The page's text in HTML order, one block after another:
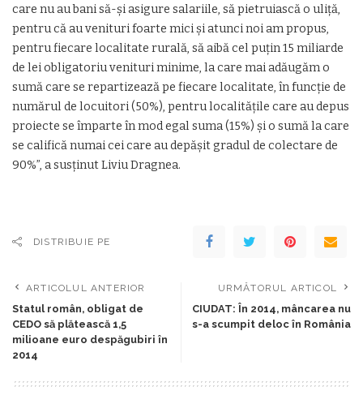
care nu au bani să-şi asigure salariile, să pietruiască o uliţă,
pentru că au venituri foarte mici şi atunci noi am propus,
pentru fiecare localitate rurală, să aibă cel puţin 15 miliarde
de lei obligatoriu venituri minime, la care mai adăugăm o
sumă care se repartizează pe fiecare localitate, în funcţie de
numărul de locuitori (50%), pentru localităţile care au depus
proiecte se împarte în mod egal suma (15%) şi o sumă la care
se califică numai cei care au depăşit gradul de colectare de
90%”, a susţinut Liviu Dragnea.
DISTRIBUIE PE
ARTICOLUL ANTERIOR
Statul român, obligat de
CEDO să plătească 1,5
milioane euro despăgubiri în
2014
URMĂTORUL ARTICOL
CIUDAT: În 2014, mâncarea nu
s-a scumpit deloc în România